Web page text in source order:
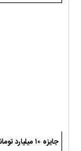
جایزه ۱۰ میلیارد تومانی یک سیاهکلی برای انتقام از ترامپ و نتانیاهو